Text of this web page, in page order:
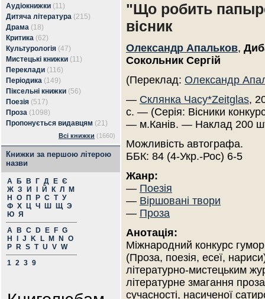
Аудіокнижки (11)
Дитяча література (215)
Драма (18)
Критика (62)
Культурологія (47)
Мистецькі книжки (11)
Переклади (116)
Періодика (149)
Піксельні книжки (56)
Поезія (517)
Проза (1098)
Пропонується видавцям (21)
Всі книжки (1660)
Книжки за першою літерою
назви
А Б В Г Д Е Є
Ж З И Й К Л
М
Н
О П Р С Т У
Ф Х Ц Ч Ш Щ Э
Ю Я
A
B C D E F G
H
J K L M N
O
P
R S T U V W
1 2 3 9
"Що робить
вісник
Олександр Апальков,
Сокольник Сергій
(Переклад: Олександр
— Склянка Часу*Zeitglas,
с. — (Серія: Вісники
— м.Канів. — Наклад 200
Можливість автографа.
ББК: 84 (4-Укр.-Рос) 6-5
Жанр:
— Поезія
— Віршовані твори
— Проза
Анотація:
Міжнародний конкурс
(Проза, поезія, есеї,
літературно-мистецьким
літературне змагання
сучасності, насиченої